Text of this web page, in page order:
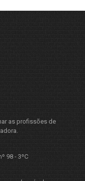
as profissões de
98 - 3ºC